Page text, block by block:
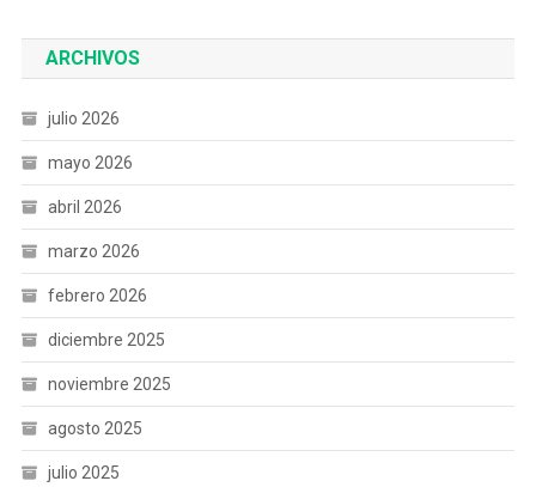
ARCHIVOS
julio 2026
mayo 2026
abril 2026
marzo 2026
febrero 2026
diciembre 2025
noviembre 2025
agosto 2025
julio 2025